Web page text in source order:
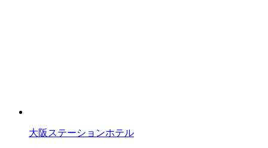
大阪ステーションホテル